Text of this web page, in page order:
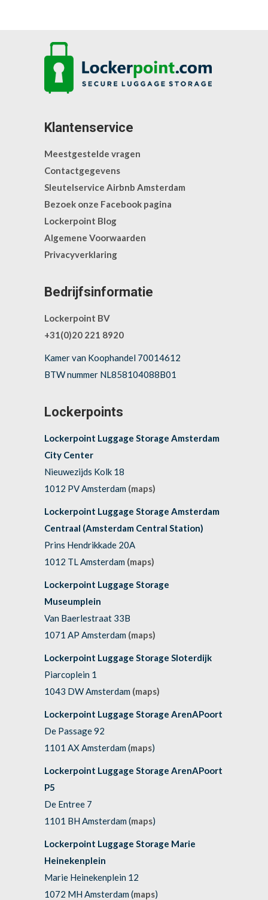
Klantenservice
Meestgestelde vragen
Contactgegevens
Sleutelservice Airbnb Amsterdam
Bezoek onze Facebook pagina
Lockerpoint Blog
Algemene Voorwaarden
Privacyverklaring
Bedrijfsinformatie
Lockerpoint BV
+31(0)20 221 8920
Kamer van Koophandel 70014612
BTW nummer NL858104088B01
Lockerpoints
Lockerpoint Luggage Storage Amsterdam
City Center
Nieuwezijds Kolk 18
1012 PV Amsterdam (maps)
Lockerpoint Luggage Storage Amsterdam
Centraal (Amsterdam Central Station)
Prins Hendrikkade 20A
1012 TL Amsterdam (maps)
Lockerpoint Luggage Storage
Museumplein
Van Baerlestraat 33B
1071 AP Amsterdam (maps)
Lockerpoint Luggage Storage Sloterdijk
Piarcoplein 1
1043 DW Amsterdam (maps)
Lockerpoint Luggage Storage ArenAPoort
De Passage 92
1101 AX Amsterdam (maps)
Lockerpoint Luggage Storage ArenAPoort
P5
De Entree 7
1101 BH Amsterdam (maps)
Lockerpoint Luggage Storage Marie
Heinekenplein
Marie Heinekenplein 12
1072 MH Amsterdam (maps)